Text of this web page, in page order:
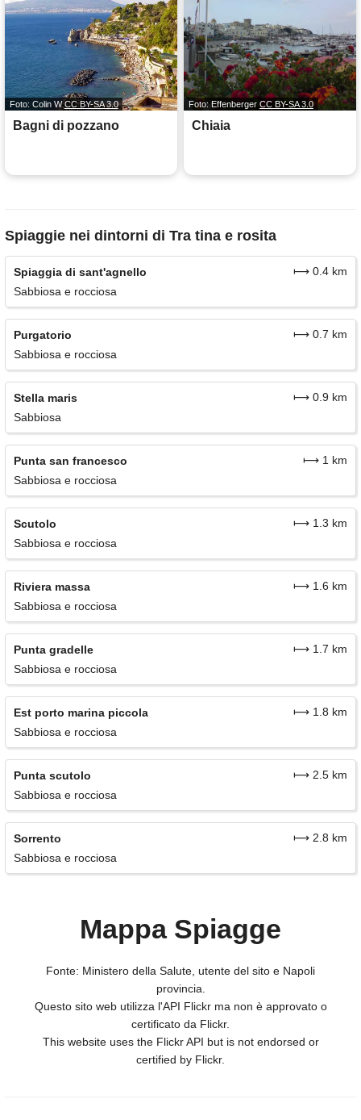
Foto: Colin WCC BY-SA 3.0
Bagni di pozzano
Foto: Effenberger CC BY-SA 3.0
Chiaia
Spiaggie nei dintorni di Tra tina e rosita
Spiaggia di sant'agnello
⟼ 0.4 km
Sabbiosa e rocciosa
Purgatorio
⟼ 0.7 km
Sabbiosa e rocciosa
Stella maris
⟼ 0.9 km
Sabbiosa
Punta san francesco
⟼ 1 km
Sabbiosa e rocciosa
Scutolo
⟼ 1.3 km
Sabbiosa e rocciosa
Riviera massa
⟼ 1.6 km
Sabbiosa e rocciosa
Punta gradelle
⟼ 1.7 km
Sabbiosa e rocciosa
Est porto marina piccola
⟼ 1.8 km
Sabbiosa e rocciosa
Punta scutolo
⟼ 2.5 km
Sabbiosa e rocciosa
Sorrento
⟼ 2.8 km
Sabbiosa e rocciosa
Mappa Spiagge
Fonte: Ministero della Salute, utente del sito e Napoli
provincia.
Questo sito web utilizza l'API Flickr ma non è approvato o
certificato da Flickr.
This website uses the Flickr API but is not endorsed or
certified by Flickr.